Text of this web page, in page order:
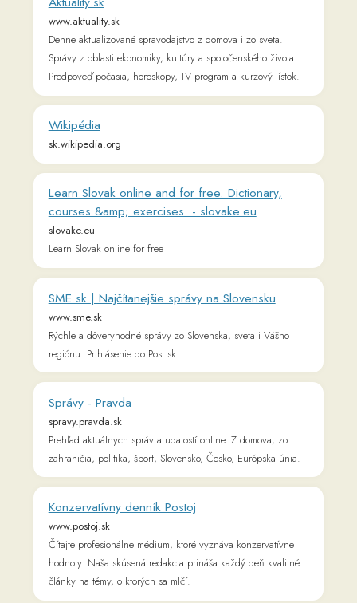
Predpoveď počasia, horoskopy, TV program a kurzový lístok.
sk.wikipedia.org
Learn Slovak online and for free. Dictionary,
courses &amp; exercises. - slovake.eu
slovake.eu
SME.sk | Najčítanejšie správy na Slovensku
www.sme.sk
Rýchle a dôveryhodné správy zo Slovenska, sveta i Vášho
regiónu. Prihlásenie do Post.sk.
Správy - Pravda
spravy.pravda.sk
Prehľad aktuálnych správ a udalostí online. Z domova, zo
zahraničia, politika, šport, Slovensko, Česko, Európska únia.
Konzervatívny denník Postoj
www.postoj.sk
Čítajte profesionálne médium, ktoré vyznáva konzervatívne
hodnoty. Naša skúsená redakcia prináša každý deň kvalitné
články na témy, o ktorých sa mlčí.
Rozprávkozem - Rozprávky na čítanie online pre
deti
www.rozpravkozem.sk
Rozprávky a riekanky pre malé a veľké deti na čítanie online.
Prečítajte deťom rozprávky na dobrú noc. ✓ Cez 450
rozprávok ✓ Krátke rozprávky ✓ Ľudové ✓ Originálne ✓ O
zvieratkách a ďalšie